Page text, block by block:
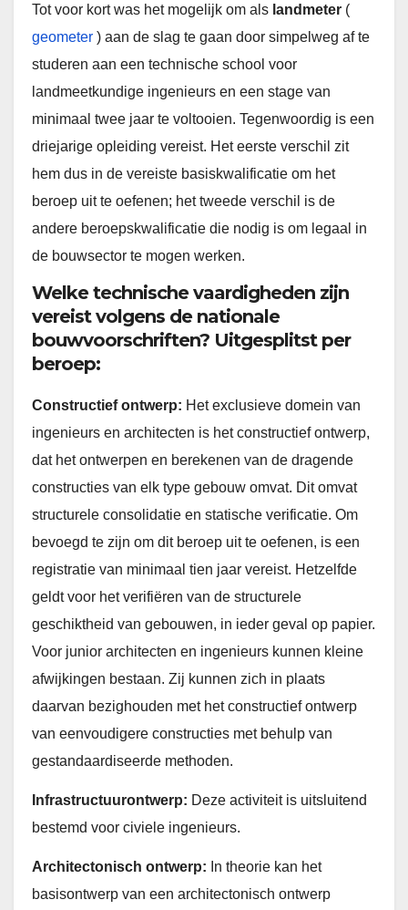
Tot voor kort was het mogelijk om als landmeter (
geometer ) aan de slag te gaan door simpelweg af te
studeren aan een technische school voor
landmeetkundige ingenieurs en een stage van
minimaal twee jaar te voltooien. Tegenwoordig is een
driejarige opleiding vereist. Het eerste verschil zit
hem dus in de vereiste basiskwalificatie om het
beroep uit te oefenen; het tweede verschil is de
andere beroepskwalificatie die nodig is om legaal in
de bouwsector te mogen werken.
Welke technische vaardigheden zijn
vereist volgens de nationale
bouwvoorschriften? Uitgesplitst per
beroep:
Constructief ontwerp: Het exclusieve domein van
ingenieurs en architecten is het constructief ontwerp,
dat het ontwerpen en berekenen van de dragende
constructies van elk type gebouw omvat. Dit omvat
structurele consolidatie en statische verificatie. Om
bevoegd te zijn om dit beroep uit te oefenen, is een
registratie van minimaal tien jaar vereist. Hetzelfde
geldt voor het verifiëren van de structurele
geschiktheid van gebouwen, in ieder geval op papier.
Voor junior architecten en ingenieurs kunnen kleine
afwijkingen bestaan. Zij kunnen zich in plaats
daarvan bezighouden met het constructief ontwerp
van eenvoudigere constructies met behulp van
gestandaardiseerde methoden.
Infrastructuurontwerp: Deze activiteit is uitsluitend
bestemd voor civiele ingenieurs.
Architectonisch ontwerp: In theorie kan het
basisontwerp van een architectonisch ontwerp